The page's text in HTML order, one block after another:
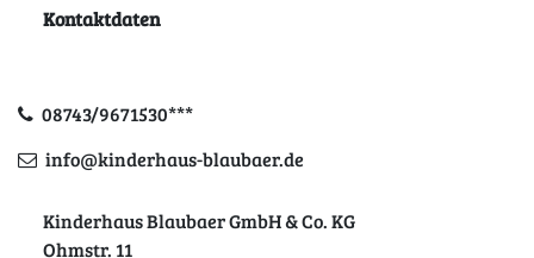
Kontaktdaten
08743/9671530***
info@kinderhaus-blaubaer.de
Kinderhaus Blaubaer GmbH & Co. KG
Ohmstr. 11